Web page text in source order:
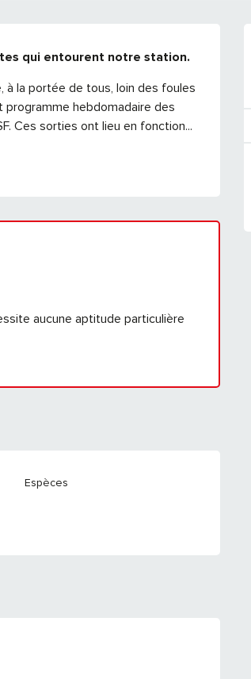
qui entourent notre station.
à la portée de tous, loin des foules
hebdomadaire des
Ces sorties ont lieu en fonction...
aucune aptitude particulière
Espèces